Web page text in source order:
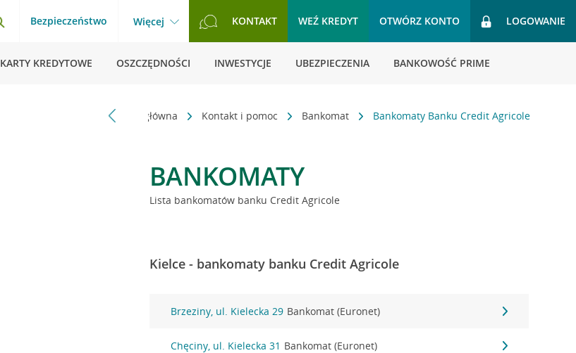
Bezpieczeństwo Więcej KONTAKT WEŹ KREDYT OTWÓRZ KONTO LOGOWANIE
KARTY KREDYTOWE OSZCZĘDNOŚCI INWESTYCJE UBEZPIECZENIA BANKOWOŚĆ PRIME
Strona główna Kontakt i pomoc Bankomat Bankomaty Banku Credit Agricole
BANKOMATY
Lista bankomatów banku Credit Agricole
Kielce - bankomaty banku Credit Agricole
Brzeziny, ul. Kielecka 29 Bankomat (Euronet)
Chęciny, ul. Kielecka 31 Bankomat (Euronet)